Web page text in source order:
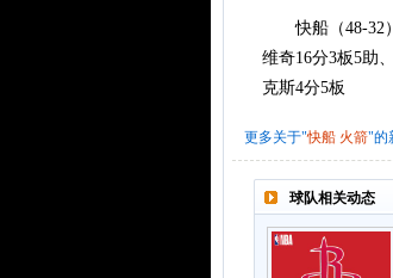
快船（48-32）
维奇16分3板5助
克斯4分5板
更多关于"快船 火箭"的
球队相关动态